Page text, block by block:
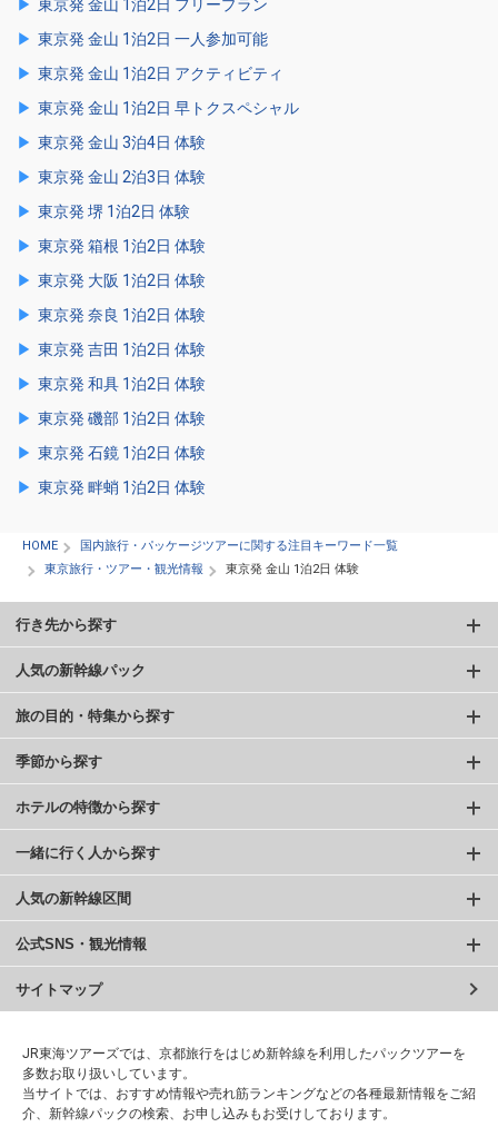
東京発 金山 1泊2日 フリープラン
東京発 金山 1泊2日 一人参加可能
東京発 金山 1泊2日 アクティビティ
東京発 金山 1泊2日 早トクスペシャル
東京発 金山 3泊4日 体験
東京発 金山 2泊3日 体験
東京発 堺 1泊2日 体験
東京発 箱根 1泊2日 体験
東京発 大阪 1泊2日 体験
東京発 奈良 1泊2日 体験
東京発 吉田 1泊2日 体験
東京発 和具 1泊2日 体験
東京発 磯部 1泊2日 体験
東京発 石鏡 1泊2日 体験
東京発 畔蛸 1泊2日 体験
HOME
国内旅行・パッケージツアーに関する注目キーワード一覧
東京旅行・ツアー・観光情報
東京発 金山 1泊2日 体験
行き先から探す
人気の新幹線パック
旅の目的・特集から探す
季節から探す
ホテルの特徴から探す
一緒に行く人から探す
人気の新幹線区間
公式SNS・観光情報
サイトマップ
JR東海ツアーズでは、京都旅行をはじめ新幹線を利用したパックツアーを
多数お取り扱いしています。
当サイトでは、おすすめ情報や売れ筋ランキングなどの各種最新情報をご紹
介、新幹線パックの検索、お申し込みもお受けしております。